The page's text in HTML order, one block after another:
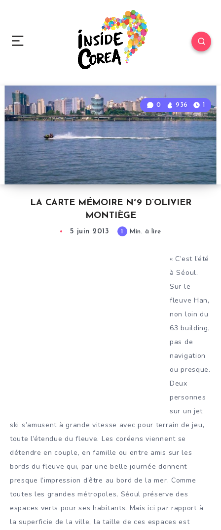
LA CARTE MÉMOIRE N°9 D’OLIVIER
MONTIÈGE
0 936 1
5 juin 2013 1 Min. à lire
« C’est l’été
à Séoul.
Sur le
fleuve Han,
non loin du
63 building,
pas de
navigation
ou presque.
Deux
personnes
sur un jet
ski s’amusent à grande vitesse avec pour terrain de jeu,
toute l’étendue du fleuve. Les coréens viennent se
détendre en couple, en famille ou entre amis sur les
bords du fleuve qui, par une belle journée donnent
presque l’impression d’être au bord de la mer. Comme
toutes les grandes métropoles, Séoul préserve des
espaces verts pour ses habitants. Mais ici par rapport à
la superficie de la ville, la taille de ces espaces est